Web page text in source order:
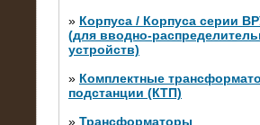
» Корпуса / Корпуса серии
(для вводно-
устройств)
» Комплектные
подстанции (КТП)
» Трансформаторы
28.02.2015
Нагрузочные модули 700 кВт